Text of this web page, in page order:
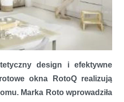
design i efektywne
okna RotoQ realizują
Marka Roto wprowadziła